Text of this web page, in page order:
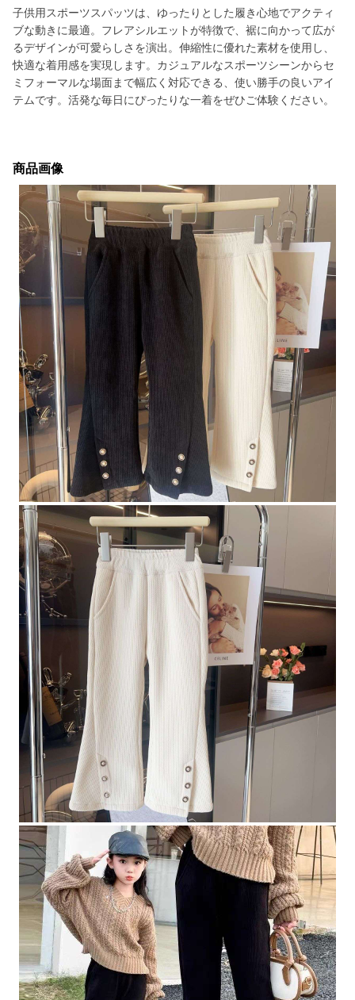
子供用スポーツスパッツは、ゆったりとした履き心地でアクティ
ブな動きに最適。フレアシルエットが特徴で、裾に向かって広が
るデザインが可愛らしさを演出。伸縮性に優れた素材を使用し、
快適な着用感を実現します。カジュアルなスポーツシーンからセ
ミフォーマルな場面まで幅広く対応できる、使い勝手の良いアイ
テムです。活発な毎日にぴったりな一着をぜひご体験ください。
商品画像